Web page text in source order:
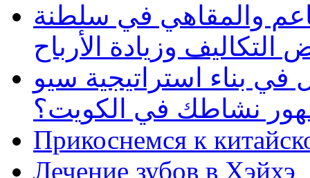
والمقاهي في سلطنة
وزيادة الأرباح
بناء استراتيجية سيو
نشاطك في الكويت؟
Прикоснемся к
Лечение зубов в Хэйхэ